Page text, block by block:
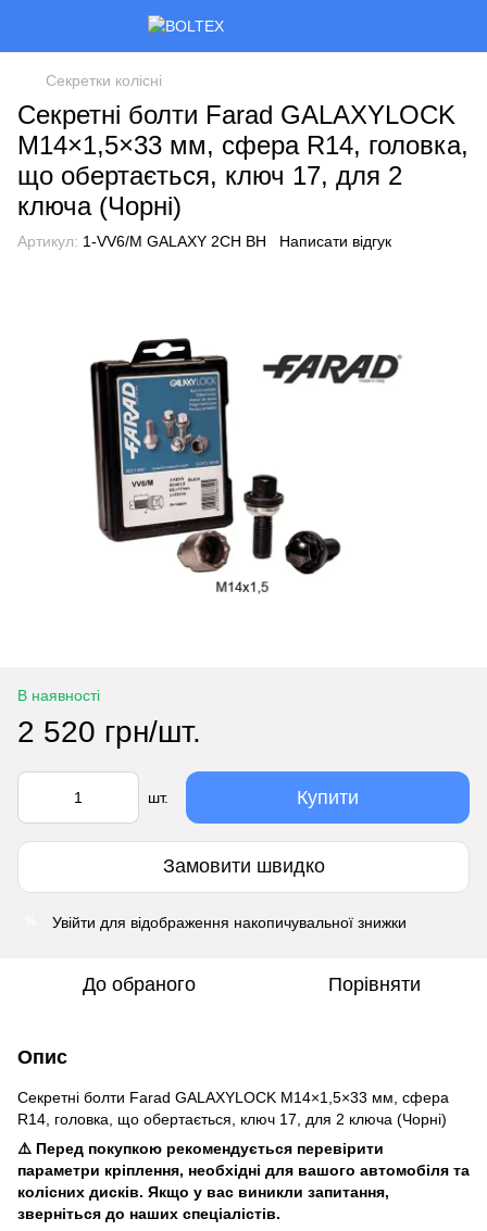
Секретки колісні
Секретні болти Farad GALAXYLOCK
M14×1,5×33 мм, сфера R14, головка,
що обертається, ключ 17, для 2
ключа (Чорні)
Артикул: 1-VV6/M GALAXY 2CH BH Написати відгук
В наявності
2 520 грн/шт.
шт. Купити
Замовити швидко
Увійти для відображення накопичувальної знижки
До обраного Порівняти
Опис
Секретні болти Farad GALAXYLOCK M14×1,5×33 мм, сфера
R14, головка, що обертається, ключ 17, для 2 ключа (Чорні)
⚠️ Перед покупкою рекомендується перевірити
параметри кріплення, необхідні для вашого автомобіля та
колісних дисків. Якщо у вас виникли запитання,
зверніться до наших спеціалістів.